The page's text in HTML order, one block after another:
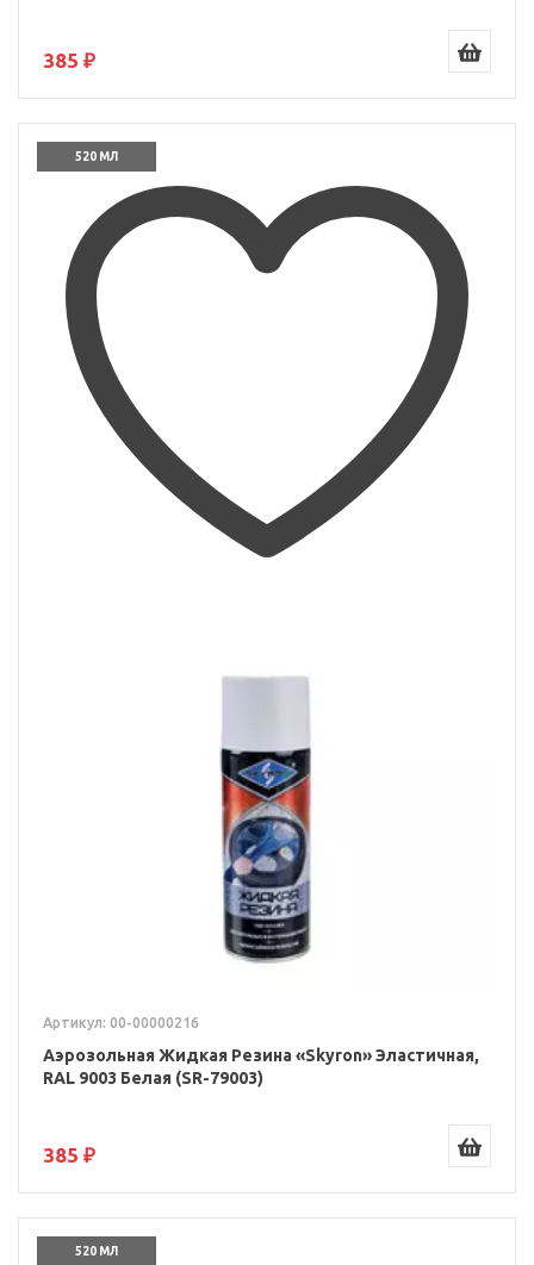
385 ₽
520 МЛ
Артикул: 00-00000216
Аэрозольная Жидкая Резина «Skyron» Эластичная,
RAL 9003 Белая (SR-79003)
385 ₽
520 МЛ